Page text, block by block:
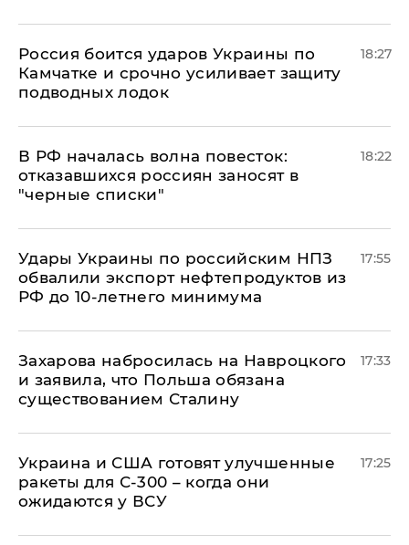
Россия боится ударов Украины по
Камчатке и срочно усиливает защиту
подводных лодок
18:27
​В РФ началась волна повесток:
отказавшихся россиян заносят в
"черные списки"
18:22
Удары Украины по российским НПЗ
обвалили экспорт нефтепродуктов из
РФ до 10-летнего минимума
17:55
​Захарова набросилась на Навроцкого
и заявила, что Польша обязана
существованием Сталину
17:33
Украина и США готовят улучшенные
ракеты для С-300 – когда они
ожидаются у ВСУ
17:25